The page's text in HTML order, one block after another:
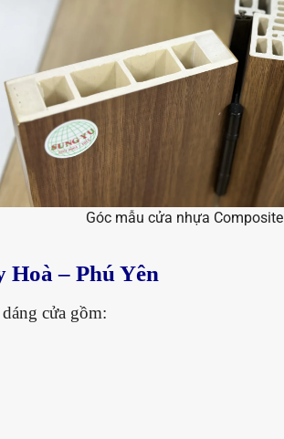
Góc mẫu cửa nhựa Composite
Hoà – Phú Yên
cửa gồm: